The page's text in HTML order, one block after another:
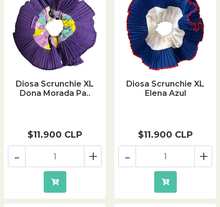
Diosa Scrunchie XL
Dona Morada Pa..
$11.900 CLP
+
-
Diosa Scrunchie XL
Elena Azul
$11.900 CLP
+
-